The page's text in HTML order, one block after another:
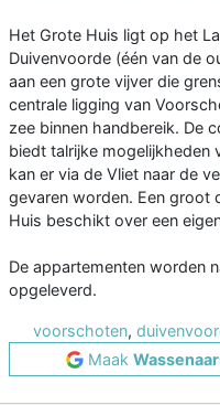
Het Grote Huis ligt op het
Duivenvoorde (één van de
aan een grote vijver die
centrale ligging van
zee binnen handbereik. De
biedt talrijke mogelijkheden
kan er via de Vliet naar de
gevaren worden. Een groot
Huis beschikt over een
De appartementen worden
opgeleverd.
voorschoten,
Maak